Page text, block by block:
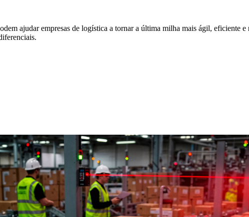
ajudar empresas de logística a tornar a última milha mais ágil, eficiente